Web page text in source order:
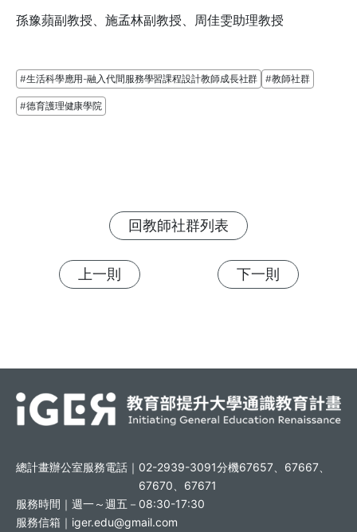
孫豫蘋副教授、施孟林副教授、周佳雯助理教授
#生活科學應用-融入代間服務學習課程設計教師成長社群 #教師社群
#德育護理健康學院
回教師社群列表
上一則 下一則
總計畫辦公室服務電話｜ 02-2939-3091分機67657、67667、
67670、67671
服務時間｜ 週一～週五－08:30-17:30
服務信箱｜ iger.edu@gmail.com